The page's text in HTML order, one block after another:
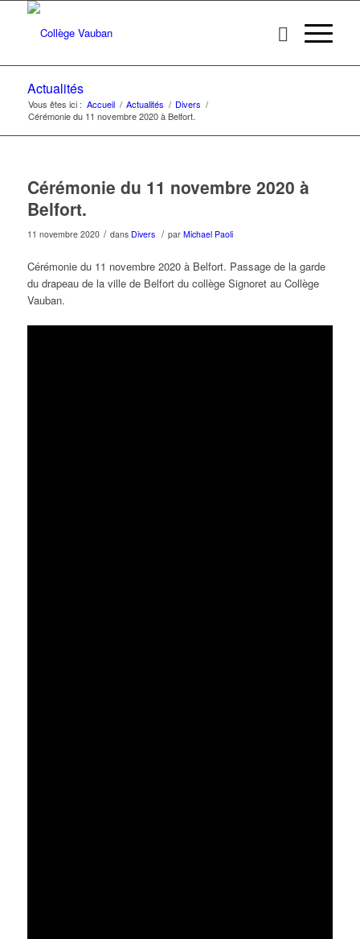
Actualités
Vous êtes ici : Accueil / Actualités / Divers /
Cérémonie du 11 novembre 2020 à Belfort.
Cérémonie du 11 novembre 2020 à
Belfort.
11 novembre 2020 / dans Divers / par Michael Paoli
Cérémonie du 11 novembre 2020 à Belfort. Passage de la garde
du drapeau de la ville de Belfort du collège Signoret au Collège
Vauban.